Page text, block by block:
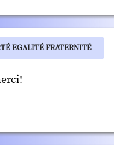
EGALITÉ FRATERNITÉ